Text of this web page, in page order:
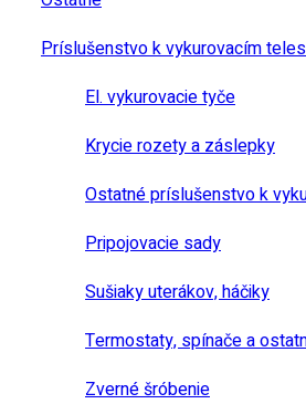
Príslušenstvo k vykurovacím
El. vykurovacie tyče
Krycie rozety a záslepky
Ostatné príslušenstvo k
Pripojovacie sady
Sušiaky uterákov, háčiky
Termostaty, spínače a
Zverné šróbenie